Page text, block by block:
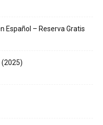
Español – Reserva Gratis
(2025)